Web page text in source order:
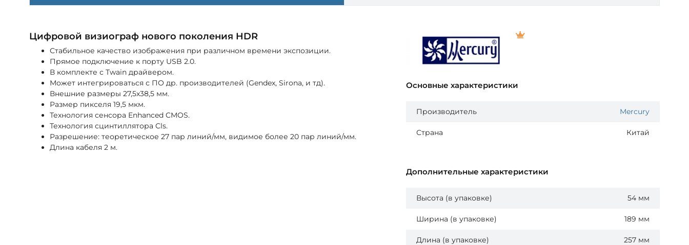
Цифровой визиограф нового поколения HDR
Стабильное качество изображения при различном времени экспозиции.
Прямое подключение к порту USB 2.0.
В комплекте с Twain драйвером.
Может интегрироваться с ПО др. производителей (Gendex, Sirona, и тд).
Внешние размеры 27,5х38,5 мм.
Размер пикселя 19,5 мкм.
Технология сенсора Enhanced CMOS.
Технология сцинтиллятора Cls.
Разрешение: теоретическое 27 пар линий/мм, видимое более 20 пар линий/мм.
Длина кабеля 2 м.
Основные характеристики
Производитель Mercury
Страна Китай
Дополнительные характеристики
Высота (в упаковке) 54 мм
Ширина (в упаковке) 189 мм
Длина (в упаковке) 257 мм